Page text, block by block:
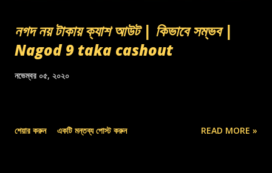
নগদ নয় টাকায় ক্যাশ আউট | কিভাবে সম্ভব |
Nagod 9 taka cashout
নভেম্বর ০৫, ২০২০
শেয়ার করুন একটি মন্তব্য পোস্ট করুন READ MORE »